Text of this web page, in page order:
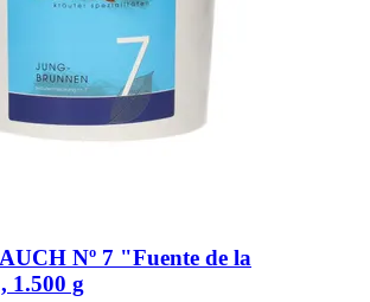
Nº 7 "Fuente de la
1.500 g